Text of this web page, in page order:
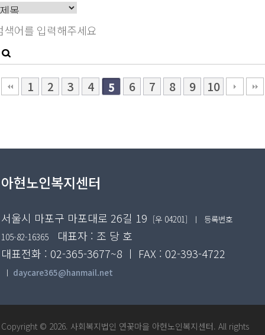
1 2 3 4 5 6 7 8 9 10
아현노인복지센터
서울시 마포구 마포대로 26길 19 [우 04201]
ㅣ 등록번호
105-82-16365
대표자 : 조 당 호
대표전화 : 02-365-3677~8 ㅣ FAX : 02-393-4722
ㅣ daycare365@hanmail.net
Copyright © 2026. 사회복지법인 연꽃마을 아현노인복지센터. All rights